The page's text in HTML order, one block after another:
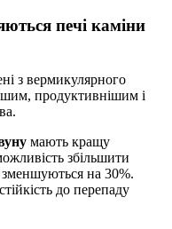
печі каміни
з вермикулярного
продуктивнішим і
мають кращу
збільшити
на 30%.
до перепаду